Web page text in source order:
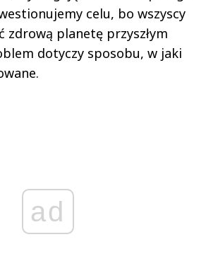
celu, bo wszyscy
zdrową planetę przyszłym
dotyczy sposobu, w jaki
ad